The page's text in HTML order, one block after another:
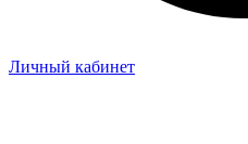
Личный кабинет